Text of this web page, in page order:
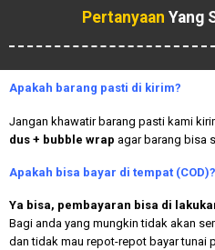
Pertanyaan Yang
Apakah barang pasti di kirim?
Jangan khawatir barang pasti kami
dus + bubble wrap agar barang bisa
Apakah bisa bayar di tempat (COD)?
Ya bisa, pembayaran bisa di
Bagi anda yang mungkin tidak akan
dan tidak mau repot-repot bayar tunai